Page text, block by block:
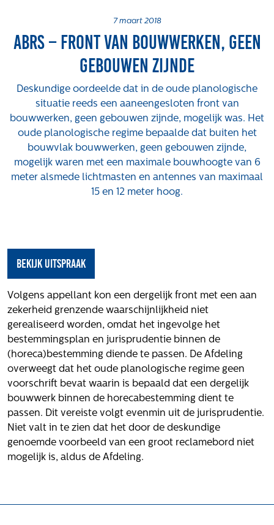
Tender-light Amundsenstraat Valkenswaard
Concurrentiegerichte dialoog en tenderstrategie
Hoge Woerd in Ewijk
Pachtbeleid gemeente Valkenswaard: duurzame
pacht als instrument voor landbouw- en
watertransitie
Strategisch grondbeleid als motor voor
woningbouwversnelling Gemeente Vught
Over ons
Het verhaal van Gloudemans
Onze mensen
Actueel
Nieuws
Blogs
Uitspraken
Werken bij
Contact
Proclaimer
7 maart 2018
ABRS – Front van bouwwerken, geen
gebouwen zijnde
Deskundige oordeelde dat in de oude planologische
situatie reeds een aaneengesloten front van
bouwwerken, geen gebouwen zijnde, mogelijk was. Het
oude planologische regime bepaalde dat buiten het
bouwvlak bouwwerken, geen gebouwen zijnde,
mogelijk waren met een maximale bouwhoogte van 6
meter alsmede lichtmasten en antennes van maximaal
15 en 12 meter hoog.
bekijk uitspraak
Volgens appellant kon een dergelijk front met een aan
zekerheid grenzende waarschijnlijkheid niet
gerealiseerd worden, omdat het ingevolge het
bestemmingsplan en jurisprudentie binnen de
(horeca)bestemming diende te passen. De Afdeling
overweegt dat het oude planologische regime geen
voorschrift bevat waarin is bepaald dat een dergelijk
bouwwerk binnen de horecabestemming dient te
passen. Dit vereiste volgt evenmin uit de jurisprudentie.
Niet valt in te zien dat het door de deskundige
genoemde voorbeeld van een groot reclamebord niet
mogelijk is, aldus de Afdeling.